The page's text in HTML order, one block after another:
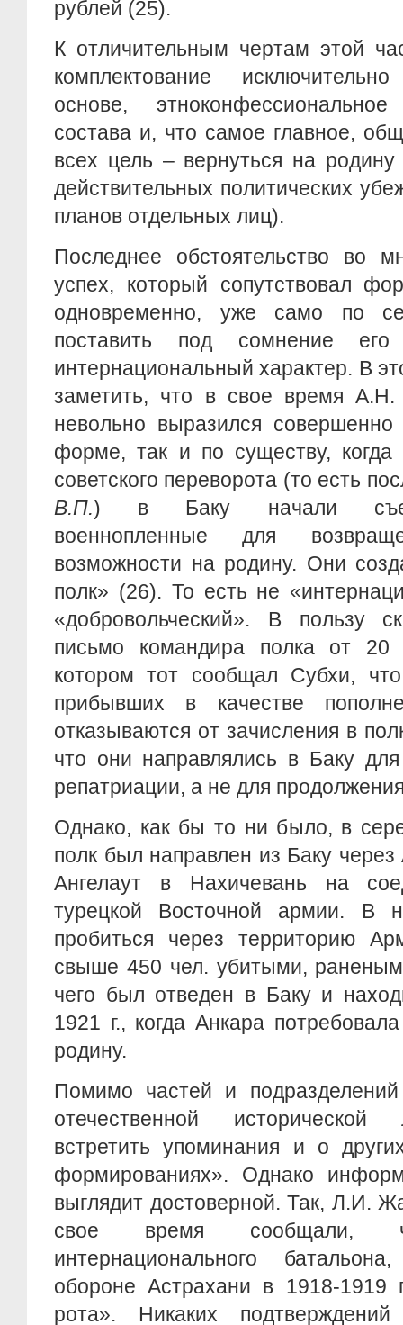
рублей (25).
К отличительным чертам этой
комплектование
основе,
состава и, что самое главное,
всех цель – вернуться на
действительных политических
планов отдельных лиц).
Последнее обстоятельство во
успех, который сопутствовал
одновременно, уже само по
поставить под сомнение
интернациональный характер. В
заметить, что в свое время
невольно выразился
форме, так и по существу, когда
советского переворота (то есть
В.П.) в Баку начали
военнопленные для
возможности на родину. Они
полк» (26). То есть не
«добровольческий». В пользу
письмо командира полка от 20
котором тот сообщал Субхи,
прибывших в качестве
отказываются от зачисления в
что они направлялись в Баку
репатриации, а не для
Однако, как бы то ни было, в
полк был направлен из Баку
Ангелаут в Нахичевань на
турецкой Восточной армии. В
пробиться через территорию
свыше 450 чел. убитыми,
чего был отведен в Баку и
1921 г., когда Анкара
родину.
Помимо частей и
отечественной
встретить упоминания и о
формированиях». Однако
выглядит достоверной. Так, Л.И.
свое время сообщали,
интернационального
обороне Астрахани в 1918-1919
рота». Никаких